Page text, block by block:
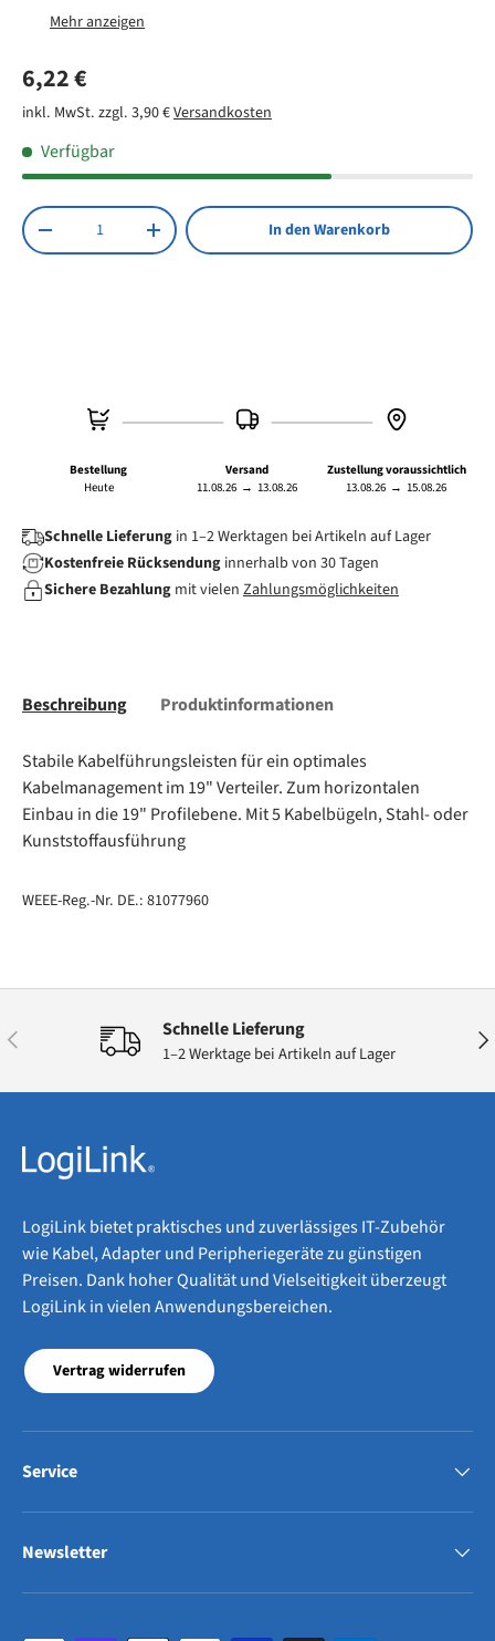
5 verstellbare Kunststoffbügel zur Kabelführung
lackiert
Normaler Preis
6,22 €
inkl. MwSt. zzgl. 3,90 €Versandkosten
Verfügbar
Anzahl
Menge verringernMenge erhöhen In den Warenkorb
Bestellung
Heute
Versand
11.08.26 → 13.08.26
Zustellung voraussichtlich
13.08.26 → 15.08.26
Schnelle Lieferung in 1–2 Werktagen bei Artikeln auf Lager
Kostenfreie Rücksendung innerhalb von 30 Tagen
Sichere Bezahlung mit vielen Zahlungsmöglichkeiten
Beschreibung Produktinformationen
Stabile Kabelführungsleisten für ein optimales
Kabelmanagement im 19" Verteiler. Zum horizontalen
Einbau in die 19" Profilebene. Mit 5 Kabelbügeln, Stahl- oder
Kunststoffausführung
WEEE-Reg.-Nr. DE.: 81077960
Vorherige Schnelle Lieferung
1–2 Werktage bei Artikeln auf Lager
LogiLink bietet praktisches und zuverlässiges IT-Zubehör
wie Kabel, Adapter und Peripheriegeräte zu günstigen
Preisen. Dank hoher Qualität und Vielseitigkeit überzeugt
LogiLink in vielen Anwendungsbereichen.
Vertrag widerrufen
Service
Newsletter